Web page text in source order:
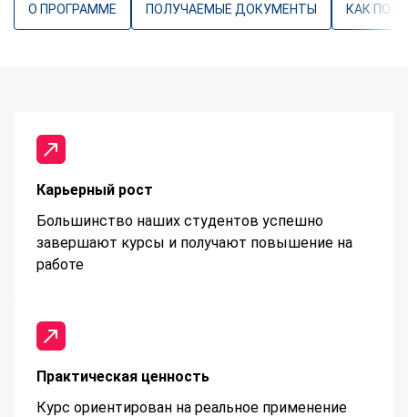
О ПРОГРАММЕ ПОЛУЧАЕМЫЕ ДОКУМЕНТЫ КАК
Карьерный рост
Большинство наших студентов успешно
завершают курсы и получают повышение на
работе
Практическая ценность
Курс ориентирован на реальное применение